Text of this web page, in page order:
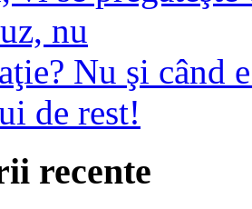
nu
Nu şi când
de rest!
recente